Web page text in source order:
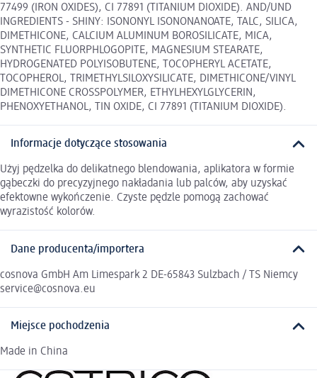
77499 (IRON OXIDES), CI 77891 (TITANIUM DIOXIDE). AND/UND
INGREDIENTS - SHINY: ISONONYL ISONONANOATE, TALC, SILICA,
DIMETHICONE, CALCIUM ALUMINUM BOROSILICATE, MICA,
SYNTHETIC FLUORPHLOGOPITE, MAGNESIUM STEARATE,
HYDROGENATED POLYISOBUTENE, TOCOPHERYL ACETATE,
TOCOPHEROL, TRIMETHYLSILOXYSILICATE, DIMETHICONE/VINYL
DIMETHICONE CROSSPOLYMER, ETHYLHEXYLGLYCERIN,
PHENOXYETHANOL, TIN OXIDE, CI 77891 (TITANIUM DIOXIDE).
Informacje dotyczące stosowania
Użyj pędzelka do delikatnego blendowania, aplikatora w formie
gąbeczki do precyzyjnego nakładania lub palców, aby uzyskać
efektowne wykończenie. Czyste pędzle pomogą zachować
wyrazistość kolorów.
Dane producenta/importera
cosnova GmbH Am Limespark 2 DE-65843 Sulzbach / TS Niemcy
service@cosnova.eu
Miejsce pochodzenia
Made in China